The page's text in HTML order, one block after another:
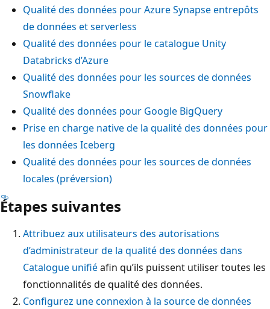
Qualité des données pour Azure Synapse entrepôts
de données et serverless
Qualité des données pour le catalogue Unity
Databricks d’Azure
Qualité des données pour les sources de données
Snowflake
Qualité des données pour Google BigQuery
Prise en charge native de la qualité des données pour
les données Iceberg
Qualité des données pour les sources de données
locales (préversion)
Étapes suivantes
Attribuez aux utilisateurs des autorisations
d’administrateur de la qualité des données dans
Catalogue unifiéafin qu’ils puissent utiliser toutes les
fonctionnalités de qualité des données.
Configurez une connexion à la source de données